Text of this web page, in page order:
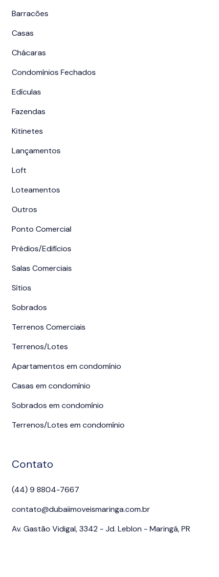
Barracões
Casas
Chácaras
Condomínios Fechados
Edículas
Fazendas
Kitinetes
Lançamentos
Loft
Loteamentos
Outros
Ponto Comercial
Prédios/Edifícios
Salas Comerciais
Sítios
Sobrados
Terrenos Comerciais
Terrenos/Lotes
Apartamentos em condomínio
Casas em condomínio
Sobrados em condomínio
Terrenos/Lotes em condomínio
Contato
(44) 9 8804-7667
contato@dubaiimoveismaringa.com.br
Av. Gastão Vidigal, 3342 - Jd. Leblon - Maringá, PR